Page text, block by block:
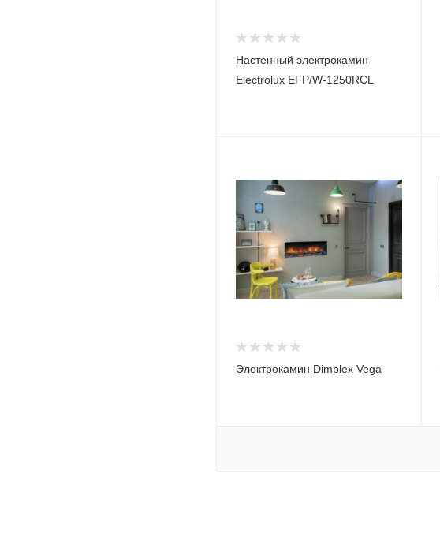
Настенный электрокамин
Electrolux EFP/W-1250RCL
Электрокамин Dimplex Vega